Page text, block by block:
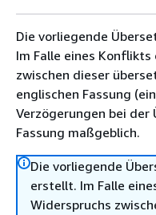
Die vorliegende
Im Falle eines
zwischen dieser
englischen Fassung
Verzögerungen bei
Fassung maßgeblich.
Die vorliegende
erstellt. Im Falle
Widerspruchs